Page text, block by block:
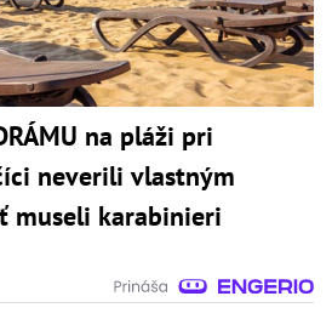
na pláži pri
neverili vlastným
museli karabinieri